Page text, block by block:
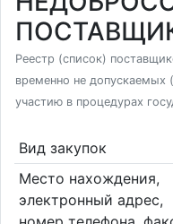
Реестр (список)
временно не допускаемых
участию в процедурах
Вид закупок
Место нахождения,
электронный адрес,